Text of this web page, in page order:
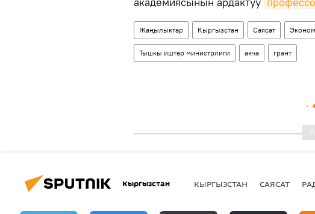
Жаңылыктар Кыргызстан Саясат
Тышкы иштер министрлиги акча грант
Кыргызстан КЫРГЫЗСТАН САЯСАТ